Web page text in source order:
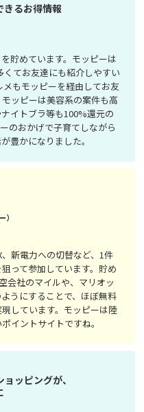
きるお得情報
貯めています。モッピーは
てお友達にも紹介しやすい
メもモッピーを経由してお友
ッピーは美容系の案件も高
イトブラ等も100%還元の
のおかげで子育てしながら
豊かになりました。
）
新電力への切替など、1件
って参加しています。貯め
会社のマイルや、マリオッ
うにすることで、ほぼ無料
しています。モッピーは陸
イントサイトですね。
ッピングが、